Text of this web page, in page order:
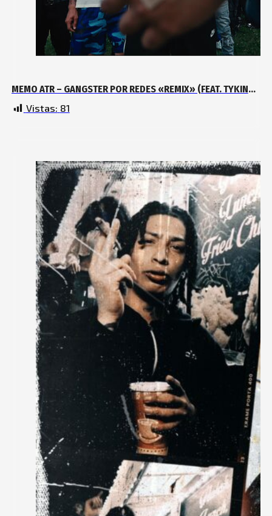
MEMO ATR – GANGSTER POR REDES «REMIX» (FEAT. TYKING,
BLIZZY68, CHAMAKITOO FREZH, BABYLOCC)
Vistas: 81